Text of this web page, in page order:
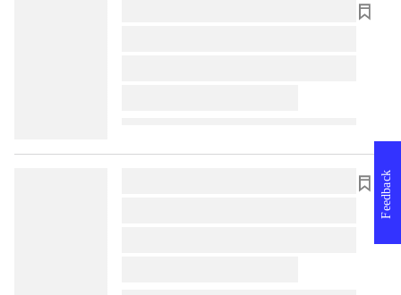
lorem ipsum dolor sit amet ...
lorem ipsum dolor sit amet ...
lorem ipsum dolor sit amet ...
lorem ipsum dolor sit amet ...
Feedback